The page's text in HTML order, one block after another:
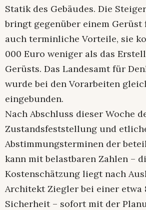
Statik des Gebäudes. Die
bringt gegenüber einem
auch terminliche Vorteile, sie
000 Euro weniger als das
Gerüsts. Das Landesamt für
wurde bei den Vorarbeiten
eingebunden.
Nach Abschluss dieser Woche
Zustandsfeststellung und
Abstimmungsterminen der
kann mit belastbaren Zahlen –
Kostenschätzung liegt nach
Architekt Ziegler bei einer etwa
Sicherheit – sofort mit der